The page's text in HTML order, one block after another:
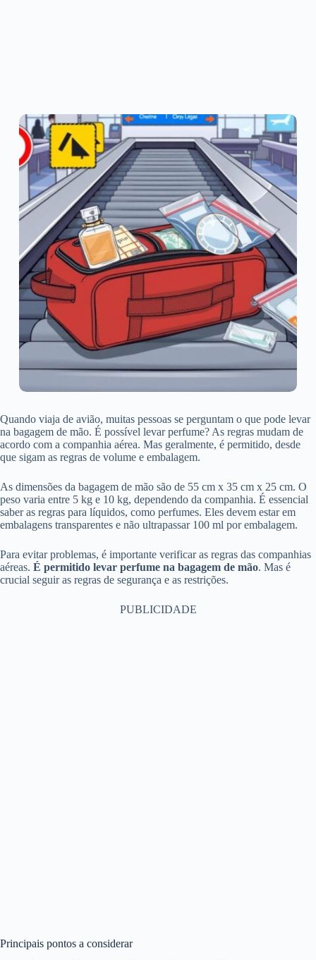
Quando viaja de avião, muitas pessoas se perguntam o que pode levar
na bagagem de mão. É possível levar perfume? As regras mudam de
acordo com a companhia aérea. Mas geralmente, é permitido, desde
que sigam as regras de volume e embalagem.
As dimensões da bagagem de mão são de 55 cm x 35 cm x 25 cm. O
peso varia entre 5 kg e 10 kg, dependendo da companhia. É essencial
saber as regras para líquidos, como perfumes. Eles devem estar em
embalagens transparentes e não ultrapassar 100 ml por embalagem.
Para evitar problemas, é importante verificar as regras das companhias
aéreas. É permitido levar perfume na bagagem de mão. Mas é
crucial seguir as regras de segurança e as restrições.
PUBLICIDADE
Principais pontos a considerar